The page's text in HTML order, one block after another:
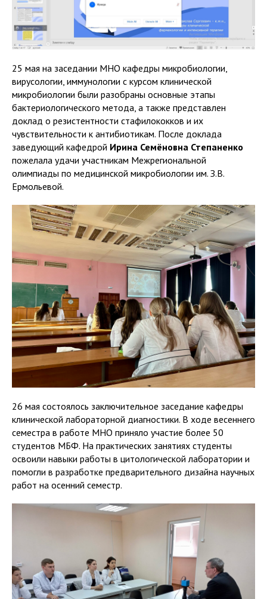
25 мая на заседании МНО кафедры микробиологии,
вирусологии, иммунологии с курсом клинической
микробиологии были разобраны основные этапы
бактериологического метода, а также представлен
доклад о резистентности стафилококков и их
чувствительности к антибиотикам. После доклада
заведующий кафедрой Ирина Семёновна Степаненко
пожелала удачи участникам Межрегиональной
олимпиады по медицинской микробиологии им. З.В.
Ермольевой.
26 мая состоялось заключительное заседание кафедры
клинической лабораторной диагностики. В ходе весеннего
семестра в работе МНО приняло участие более 50
студентов МБФ. На практических занятиях студенты
освоили навыки работы в цитологической лаборатории и
помогли в разработке предварительного дизайна научных
работ на осенний семестр.